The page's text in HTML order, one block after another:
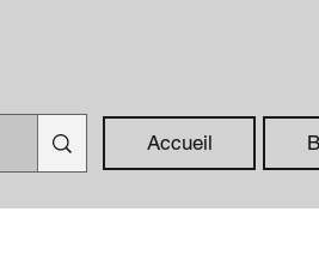
Accueil